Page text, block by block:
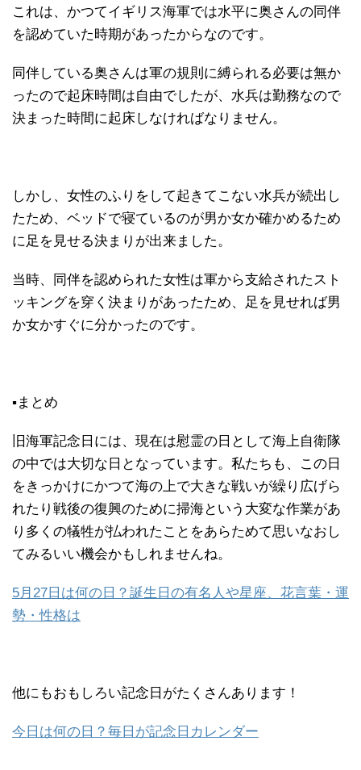
これは、かつてイギリス海軍では水平に奥さんの同伴
を認めていた時期があったからなのです。
同伴している奥さんは軍の規則に縛られる必要は無か
ったので起床時間は自由でしたが、水兵は勤務なので
決まった時間に起床しなければなりません。
しかし、女性のふりをして起きてこない水兵が続出し
たため、ベッドで寝ているのが男か女か確かめるため
に足を見せる決まりが出来ました。
当時、同伴を認められた女性は軍から支給されたスト
ッキングを穿く決まりがあったため、足を見せれば男
か女かすぐに分かったのです。
▪まとめ
旧海軍記念日には、現在は慰霊の日として海上自衛隊
の中では大切な日となっています。私たちも、この日
をきっかけにかつて海の上で大きな戦いが繰り広げら
れたり戦後の復興のために掃海という大変な作業があ
り多くの犠牲が払われたことをあらためて思いなおし
てみるいい機会かもしれませんね。
5月27日は何の日？誕生日の有名人や星座、花言葉・運
勢・性格は
他にもおもしろい記念日がたくさんあります！
今日は何の日？毎日が記念日カレンダー